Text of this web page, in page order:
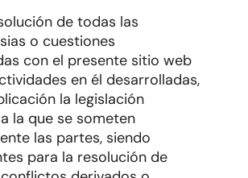
de todas las
o cuestiones
con el presente sitio web
en él desarrolladas,
la legislación
la que se someten
las partes, siendo
para la resolución de